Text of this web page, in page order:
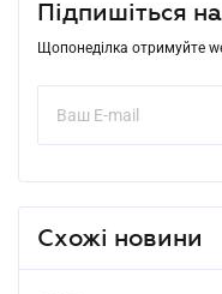
Підпишіться
Щопонеділка отримуйте
Схожі новини